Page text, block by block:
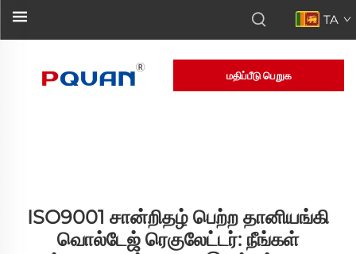
TA
மதிப்பீடு பெறுக
ISO9001 சான்றிதழ் பெற்ற தானியங்கி
வொல்டேஜ் ரெகுலேட்டர்: நீங்கள்